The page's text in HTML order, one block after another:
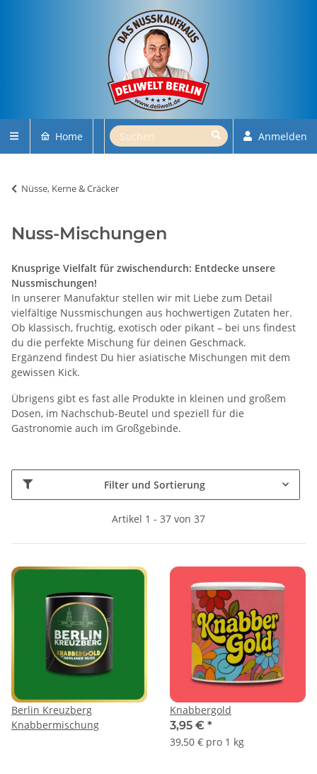
Home Anmelden
Nüsse, Kerne & Cräcker
Nuss-Mischungen
Knusprige Vielfalt für zwischendurch: Entdecke unsere
Nussmischungen!
In unserer Manufaktur stellen wir mit Liebe zum Detail
vielfältige Nussmischungen aus hochwertigen Zutaten her.
Ob klassisch, fruchtig, exotisch oder pikant – bei uns findest
du die perfekte Mischung für deinen Geschmack.
Ergänzend findest Du hier asiatische Mischungen mit dem
gewissen Kick.
Übrigens gibt es fast alle Produkte in kleinen und großem
Dosen, im Nachschub-Beutel und speziell für die
Gastronomie auch im Großgebinde.
Filter und Sortierung
Artikel 1 - 37 von 37
Berlin Kreuzberg
Knabbermischung
Knabbergold
3,95 € *
39,50 € pro 1 kg